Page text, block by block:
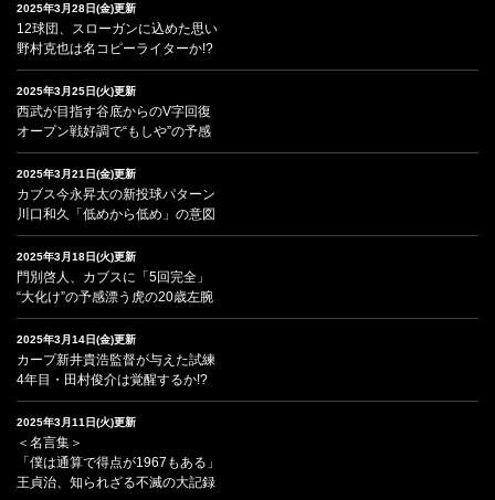
2025年3月28日(金)更新
12球団、スローガンに込めた思い
野村克也は名コピーライターか!?
2025年3月25日(火)更新
西武が目指す谷底からのV字回復
オープン戦好調で“もしや”の予感
2025年3月21日(金)更新
カブス今永昇太の新投球パターン
川口和久「低めから低め」の意図
2025年3月18日(火)更新
門別啓人、カブスに「5回完全」
“大化け”の予感漂う虎の20歳左腕
2025年3月14日(金)更新
カープ新井貴浩監督が与えた試練
4年目・田村俊介は覚醒するか!?
2025年3月11日(火)更新
＜名言集＞
「僕は通算で得点が1967もある」
王貞治、知られざる不滅の大記録